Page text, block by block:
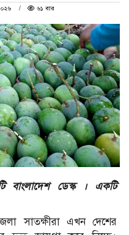
৬১ বার
ডেস্ক । একটি
জেলা সাতক্ষীরা এখন দেশের